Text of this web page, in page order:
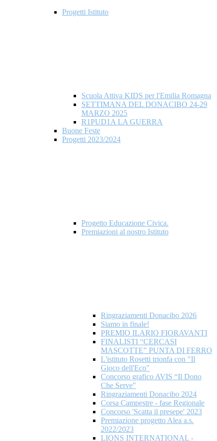
Progetti Istituto
Scuola Attiva KIDS per l'Emilia Romagna
SETTIMANA DEL DONACIBO 24-29
MARZO 2025
R1PUD1A LA GUERRA
Buone Feste
Progetti 2023/2024
Progetto Educazione Civica.
Premiazioni al nostro Istituto
Ringraziamenti Donacibo 2026
Siamo in finale!
PREMIO ILARIO FIORAVANTI
FINALISTI “CERCASI
MASCOTTE” PUNTA DI FERRO
L'istituto Rosetti trionfa con "Il
Gioco dell'Eco"
Concorso grafico AVIS “Il Dono
Che Serve"
Ringraziamenti Donacibo 2024
Corsa Campestre - fase Regionale
Concorso 'Scatta il presepe' 2023
Premiazione progetto Alea a.s.
2022/2023
LIONS INTERNATIONAL -